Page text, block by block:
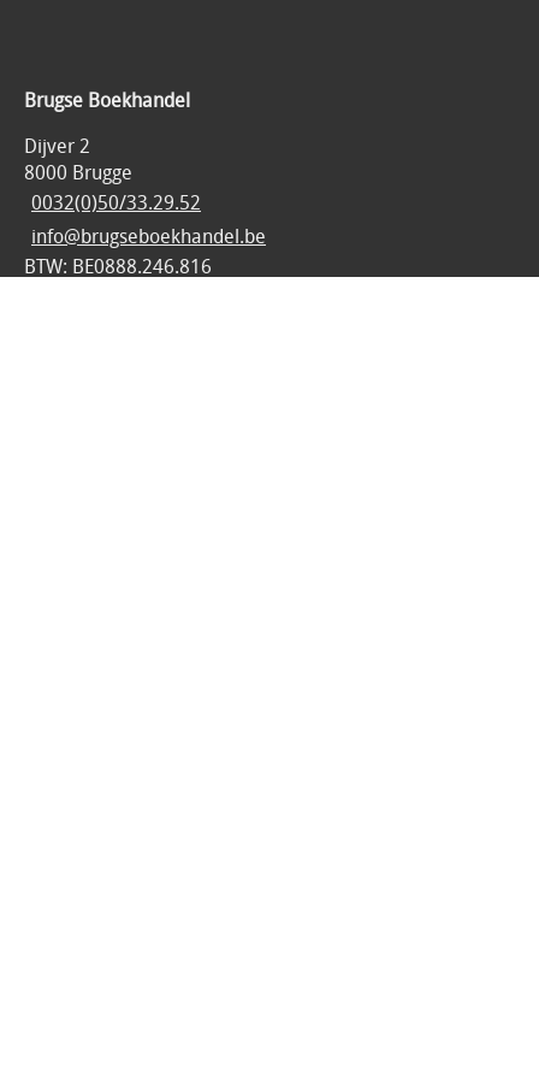
Brugse Boekhandel
Dijver 2
8000 Brugge
0032(0)50/33.29.52
info@brugseboekhandel.be
BTW: BE0888.246.816